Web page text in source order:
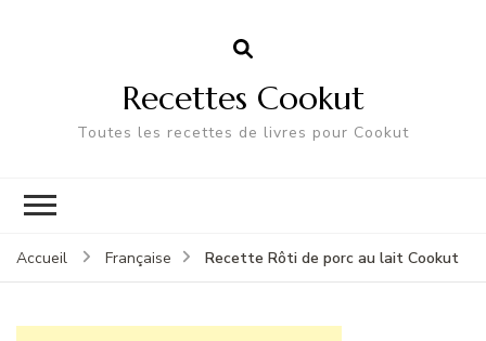
Recettes Cookut
Toutes les recettes de livres pour Cookut
Accueil Française Recette Rôti de porc au lait Cookut